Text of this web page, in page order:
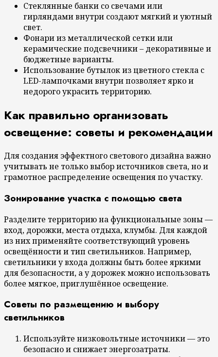
Стеклянные банки со свечами или
гирляндами внутри создают мягкий и уютный
свет.
Фонари из металлической сетки или
керамические подсвечники – декоративные и
бюджетные варианты.
Использование бутылок из цветного стекла с
LED-лампочками внутри позволяет ярко и
недорого украсить территорию.
Как правильно организовать
освещение: советы и рекомендации
Для создания эффектного светового дизайна важно
учитывать не только выбор источников света, но и
грамотное распределение освещения по участку.
Зонирование участка с помощью света
Разделите территорию на функциональные зоны —
вход, дорожки, места отдыха, клумбы. Для каждой
из них применяйте соответствующий уровень
освещённости и тип светильников. Например,
светильники у входа должны быть более яркими
для безопасности, а у дорожек можно использовать
более мягкое, приглушённое освещение.
Советы по размещению и выбору
светильников
Используйте низковольтные источники — это
безопасно и снижает энергозатраты.